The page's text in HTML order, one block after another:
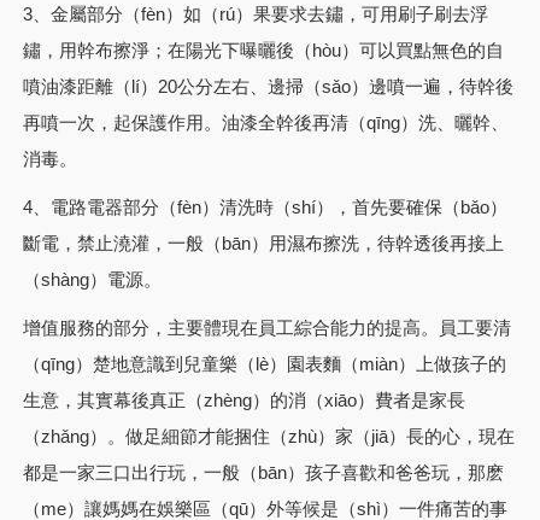
3、金屬部分（fèn）如（rú）果要求去鏽，可用刷子刷去浮
鏽，用幹布擦淨；在陽光下曝曬後（hòu）可以買點無色的自
噴油漆距離（lí）20公分左右、邊掃（sǎo）邊噴一遍，待幹後
再噴一次，起保護作用。油漆全幹後再清（qīng）洗、曬幹、
消毒。
4、電路電器部分（fèn）清洗時（shí），首先要確保（bǎo）
斷電，禁止澆灌，一般（bān）用濕布擦洗，待幹透後再接上
（shàng）電源。
增值服務的部分，主要體現在員工綜合能力的提高。員工要清
（qīng）楚地意識到兒童樂（lè）園表麵（miàn）上做孩子的
生意，其實幕後真正（zhèng）的消（xiāo）費者是家長
（zhǎng）。做足細節才能捆住（zhù）家（jiā）長的心，現在
都是一家三口出行玩，一般（bān）孩子喜歡和爸爸玩，那麽
（me）讓媽媽在娛樂區（qū）外等候是（shì）一件痛苦的事